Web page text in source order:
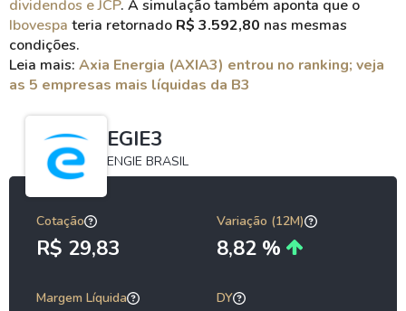
dividendos e JCP. A simulação também aponta que o
Ibovespa teria retornado R$ 3.592,80 nas mesmas
condições.
Leia mais: Axia Energia (AXIA3) entrou no ranking; veja
as 5 empresas mais líquidas da B3
EGIE3
ENGIE BRASIL
Cotação
R$ 29,83
Variação (12M)
8,82 %
Margem Líquida DY